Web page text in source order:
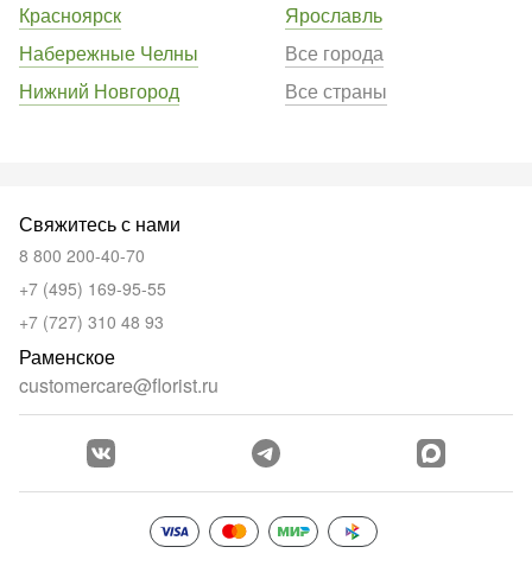
Красноярск
Набережные Челны
Нижний Новгород
Ярославль
Все города
Все страны
Свяжитесь с нами
8 800 200-40-70
+7 (495) 169-95-55
+7 (727) 310 48 93
Раменское
customercare@florist.ru